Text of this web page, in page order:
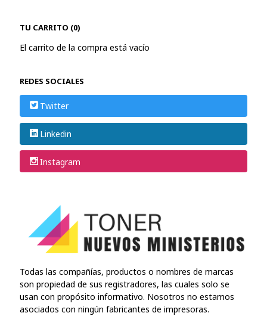
TU CARRITO (0)
El carrito de la compra está vacío
REDES SOCIALES
Twitter
Linkedin
Instagram
Todas las compañías, productos o nombres de marcas
son propiedad de sus registradores, las cuales solo se
usan con propósito informativo. Nosotros no estamos
asociados con ningún fabricantes de impresoras.